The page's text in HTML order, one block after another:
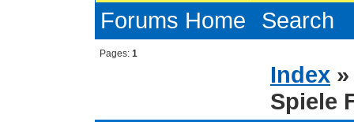
Forums Home Search
Pages: 1
Index
Spiele